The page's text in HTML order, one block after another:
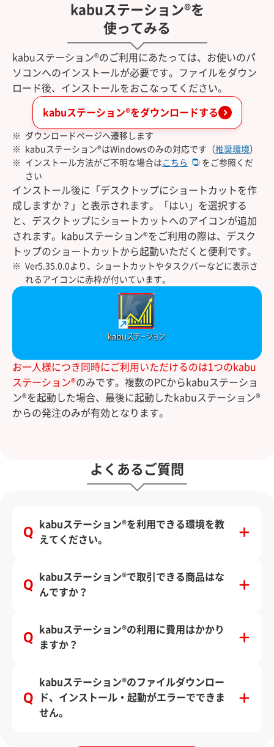
kabuステーション®を
使ってみる
kabuステーション®のご利用にあたっては、お使いのパ
ソコンへのインストールが必要です。ファイルをダウン
ロード後、インストールをおこなってください。
kabuステーション®をダウンロードする
ダウンロードページへ遷移します
kabuステーション®はWindowsのみの対応です（推奨環境）
インストール方法がご不明な場合は こちら
をご参照くだ
さい
インストール後に「デスクトップにショートカットを作
成しますか？」と表示されます。「はい」を選択する
と、デスクトップにショートカットへのアイコンが追加
されます。kabuステーション®をご利用の際は、デスク
トップのショートカットから起動いただくと便利です。
Ver5.35.0.0より、ショートカットやタスクバーなどに表示さ
れるアイコンに赤枠が付いています。
お一人様につき同時にご利用いただけるのは1つのkabu
ステーション®のみです。複数のPCからkabuステーショ
ン®を起動した場合、最後に起動したkabuステーション®
からの発注のみが有効となります。
よくあるご質問
kabuステーション®を利用できる環境を教
えてください。
kabuステーション®で取引できる商品はな
んですか？
kabuステーション®の利用に費用はかかり
ますか？
kabuステーション®のファイルダウンロー
ド、インストール・起動がエラーでできま
せん。